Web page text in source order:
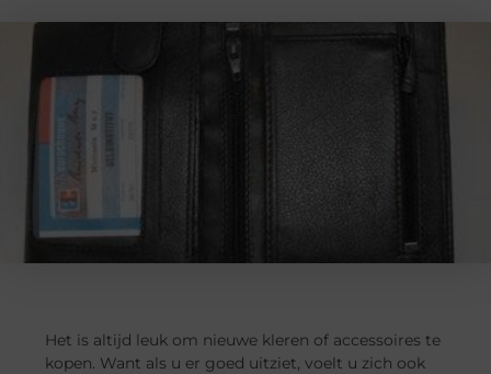
Het is altijd leuk om nieuwe kleren of accessoires te
kopen. Want als u er goed uitziet, voelt u zich ook